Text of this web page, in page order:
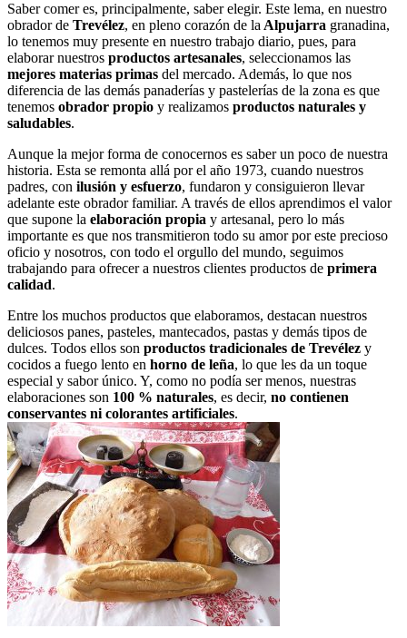
Saber comer es, principalmente, saber elegir. Este lema, en nuestro
obrador de Trevélez, en pleno corazón de la Alpujarra granadina,
lo tenemos muy presente en nuestro trabajo diario, pues, para
elaborar nuestros productos artesanales, seleccionamos las
mejores materias primas del mercado. Además, lo que nos
diferencia de las demás panaderías y pastelerías de la zona es que
tenemos obrador propio y realizamos productos naturales y
saludables.
Aunque la mejor forma de conocernos es saber un poco de nuestra
historia. Esta se remonta allá por el año 1973, cuando nuestros
padres, con ilusión y esfuerzo, fundaron y consiguieron llevar
adelante este obrador familiar. A través de ellos aprendimos el valor
que supone la elaboración propia y artesanal, pero lo más
importante es que nos transmitieron todo su amor por este precioso
oficio y nosotros, con todo el orgullo del mundo, seguimos
trabajando para ofrecer a nuestros clientes productos de primera
calidad.
Entre los muchos productos que elaboramos, destacan nuestros
deliciosos panes, pasteles, mantecados, pastas y demás tipos de
dulces. Todos ellos son productos tradicionales de Trevélez y
cocidos a fuego lento en horno de leña, lo que les da un toque
especial y sabor único. Y, como no podía ser menos, nuestras
elaboraciones son 100 % naturales, es decir, no contienen
conservantes ni colorantes artificiales.